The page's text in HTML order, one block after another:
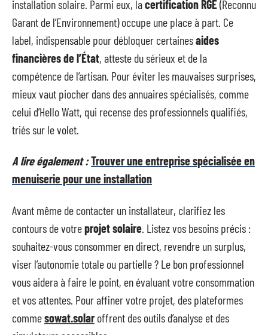
installation solaire. Parmi eux, lacertification RGE(Reconnu
Garant de l’Environnement) occupe une place à part. Ce
label, indispensable pour débloquer certainesaides
financières de l’État, atteste du sérieux et de la
compétence de l’artisan. Pour éviter les mauvaises surprises,
mieux vaut piocher dans des annuaires spécialisés, comme
celui d’Hello Watt, qui recense des professionnels qualifiés,
triés sur le volet.
A lire également :Trouver une entreprise spécialisée en
menuiserie pour une installation
Avant même de contacter un installateur, clarifiez les
contours de votreprojet solaire . Listez vos besoins précis :
souhaitez-vous consommer en direct, revendre un surplus,
viser l’autonomie totale ou partielle ? Le bon professionnel
vous aidera à faire le point, en évaluant votre consommation
et vos attentes. Pour affiner votre projet, des plateformes
commesowat.solaroffrent des outils d’analyse et des